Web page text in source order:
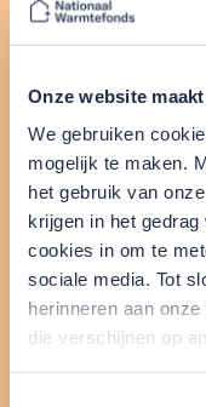
Onze website
We gebruiken
mogelijk te maken.
het gebruik van
krijgen in het
cookies in om te
sociale media. Tot
herinneren aan
die verschijnen op
Bekijk
Wanneer je geld
van deze rente
lenen. Bekijk